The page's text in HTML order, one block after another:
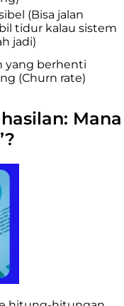
(Bisa jalan
tidur kalau sistem
jadi)
yang berhenti
(Churn rate)
Mana